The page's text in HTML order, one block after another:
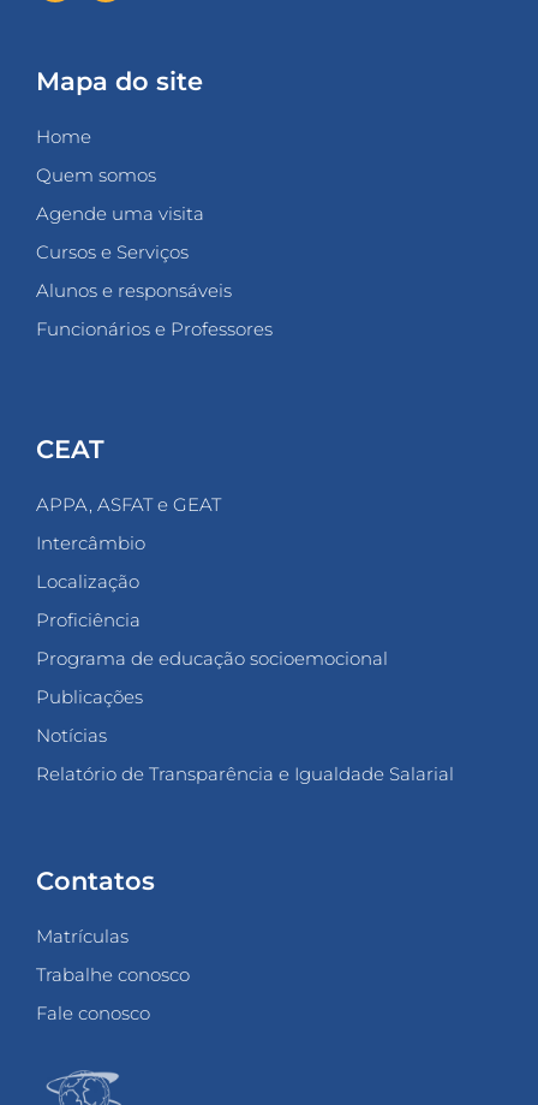
Mapa do site
Home
Quem somos
Agende uma visita
Cursos e Serviços
Alunos e responsáveis
Funcionários e Professores
CEAT
APPA, ASFAT e GEAT
Intercâmbio
Localização
Proficiência
Programa de educação socioemocional
Publicações
Notícias
Relatório de Transparência e Igualdade Salarial
Contatos
Matrículas
Trabalhe conosco
Fale conosco